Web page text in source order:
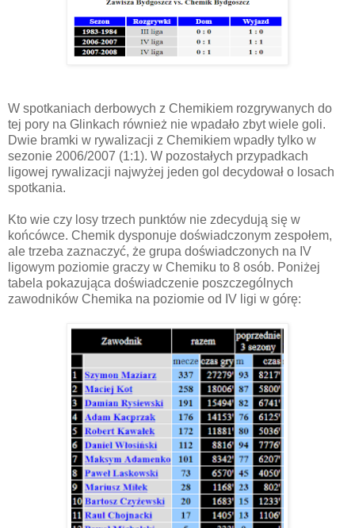
W spotkaniach derbowych z Chemikiem rozgrywanych do
tej pory na Glinkach również nie wpadało zbyt wiele goli.
Dwie bramki w rywalizacji z Chemikiem wpadły tylko w
sezonie 2006/2007 (1:1). W pozostałych przypadkach
ligowej rywalizacji najwyżej jeden gol decydował o losach
spotkania.
Kto wie czy losy trzech punktów nie zdecydują się w
końcówce. Chemik dysponuje doświadczonym zespołem,
ale trzeba zaznaczyć, że grupa doświadczonych na IV
ligowym poziomie graczy w Chemiku to 8 osób. Poniżej
tabela pokazująca doświadczenie poszczególnych
zawodników Chemika na poziomie od IV ligi w górę: